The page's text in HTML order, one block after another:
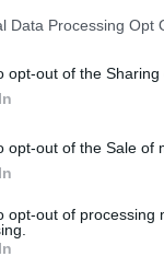
Data Processing Opt
opt-out of the Sharing
opt-out of the Sale of
opt-out of processing
üres cirkuszi
hogy az ő fejükben…
szász attila walters lili